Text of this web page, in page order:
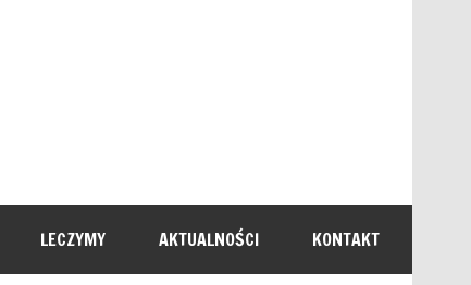
LECZYMY AKTUALNOŚCI KONTAKT